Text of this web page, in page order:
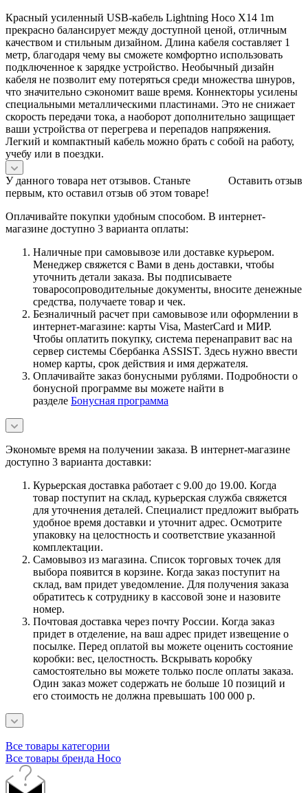
Красный усиленный USB-кабель Lightning Hoco X14 1m
прекрасно балансирует между доступной ценой, отличным
качеством и стильным дизайном. Длина кабеля составляет 1
метр, благодаря чему вы сможете комфортно использовать
подключенное к зарядке устройство. Необычный дизайн
кабеля не позволит ему потеряться среди множества шнуров,
что значительно сэкономит ваше время. Коннекторы усилены
специальными металлическими пластинами. Это не снижает
скорость передачи тока, а наоборот дополнительно защищает
ваши устройства от перегрева и перепадов напряжения.
Легкий и компактный кабель можно брать с собой на работу,
учебу или в поездки.
Оставить отзыв
У данного товара нет отзывов. Станьте
первым, кто оставил отзыв об этом товаре!
Оплачивайте покупки удобным способом. В интернет-
магазине доступно 3 варианта оплаты:
Наличные при самовывозе или доставке курьером.
Менеджер свяжется с Вами в день доставки, чтобы
уточнить детали заказа. Вы подписываете
товаросопроводительные документы, вносите денежные
средства, получаете товар и чек.
Безналичный расчет при самовывозе или оформлении в
интернет-магазине: карты Visa, MasterCard и МИР.
Чтобы оплатить покупку, система перенаправит вас на
сервер системы Сбербанка ASSIST. Здесь нужно ввести
номер карты, срок действия и имя держателя.
Оплачивайте заказ бонусными рублями. Подробности о
бонусной программе вы можете найти в
разделе Бонусная программа
Экономьте время на получении заказа. В интернет-магазине
доступно 3 варианта доставки:
Курьерская доставка работает с 9.00 до 19.00. Когда
товар поступит на склад, курьерская служба свяжется
для уточнения деталей. Специалист предложит выбрать
удобное время доставки и уточнит адрес. Осмотрите
упаковку на целостность и соответствие указанной
комплектации.
Самовывоз из магазина. Список торговых точек для
выбора появится в корзине. Когда заказ поступит на
склад, вам придет уведомление. Для получения заказа
обратитесь к сотруднику в кассовой зоне и назовите
номер.
Почтовая доставка через почту России. Когда заказ
придет в отделение, на ваш адрес придет извещение о
посылке. Перед оплатой вы можете оценить состояние
коробки: вес, целостность. Вскрывать коробку
самостоятельно вы можете только после оплаты заказа.
Один заказ может содержать не больше 10 позиций и
его стоимость не должна превышать 100 000 р.
Все товары категории
Все товары бренда Hoco